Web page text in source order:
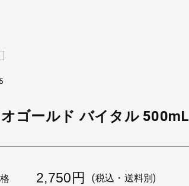
ゴールド バイタル 500mL
2,750円 (税込・送料別)